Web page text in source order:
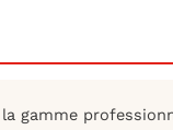
gamme